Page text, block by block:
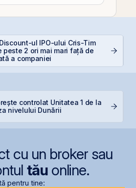
ul IPO-ului Cris-Tim
peste 2 ori mai mari față de
a companiei
controlat Unitatea 1 de la
nivelului Dunării
cu un broker sau
tăuonline.
pentru tine: